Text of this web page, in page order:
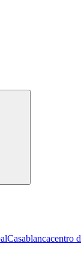
Casablancacentro